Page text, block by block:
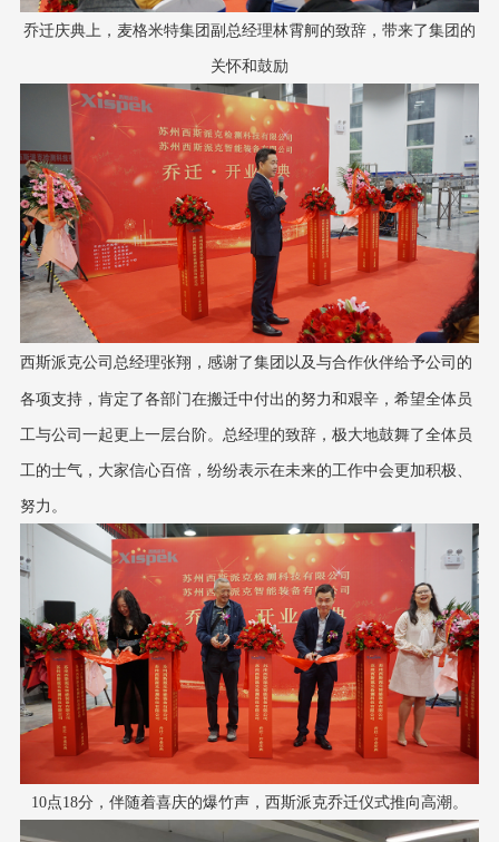
乔迁庆典上，麦格米特集团副总经理林霄舸的致辞，带来了集团的
关怀和鼓励
西斯派克公司总经理张翔，感谢了集团以及与合作伙伴给予公司的
各项支持，肯定了各部门在搬迁中付出的努力和艰辛，希望全体员
工与公司一起更上一层台阶。总经理的致辞，极大地鼓舞了全体员
工的士气，大家信心百倍，纷纷表示在未来的工作中会更加积极、
努力。
10点18分，伴随着喜庆的爆竹声， 西斯派克乔迁仪式推向高潮 。